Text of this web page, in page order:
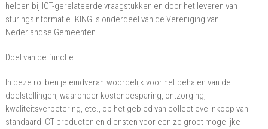
helpen bij ICT-gerelateerde vraagstukken en door het leveren van
sturingsinformatie. KING is onderdeel van de Vereniging van
Nederlandse Gemeenten.
Doel van de functie:
In deze rol ben je eindverantwoordelijk voor het behalen van de
doelstellingen, waaronder kostenbesparing, ontzorging,
kwaliteitsverbetering, etc., op het gebied van collectieve inkoop van
standaard ICT producten en diensten voor een zo groot mogelijke